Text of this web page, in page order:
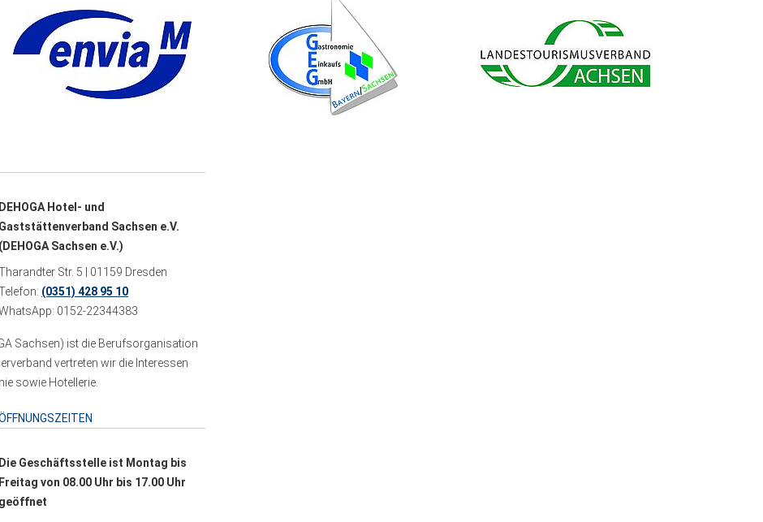
DEHOGA Hotel- und
Gaststättenverband Sachsen e.V.
(DEHOGA Sachsen e.V.)
Str. 5 | 01159 Dresden
(0351) 428 95 10
0152-22344383
Sachsen) ist die Berufsorganisation
vertreten wir die Interessen
sowie Hotellerie.
Die Geschäftsstelle ist Montag bis
Freitag von 08.00 Uhr bis 17.00 Uhr
geöffnet